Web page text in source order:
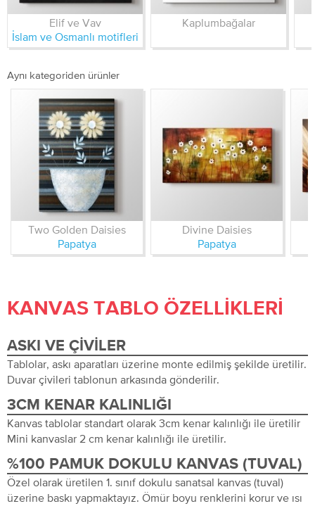
Elif ve Vav
İslam ve Osmanlı motifleri
Kaplumbağalar
Aynı kategoriden ürünler
Two Golden Daisies
Papatya
Divine Daisies
Papatya
KANVAS TABLO ÖZELLIKLERI
ASKI VE ÇIVILER
Tablolar, askı aparatları üzerine monte edilmiş şekilde üretilir.
Duvar çivileri tablonun arkasında gönderilir.
3CM KENAR KALINLIĞI
Kanvas tablolar standart olarak 3cm kenar kalınlığı ile üretilir
Mini kanvaslar 2 cm kenar kalınlığı ile üretilir.
%100 PAMUK DOKULU KANVAS (TUVAL)
Özel olarak üretilen 1. sınıf dokulu sanatsal kanvas (tuval)
üzerine baskı yapmaktayız. Ömür boyu renklerini korur ve ısı